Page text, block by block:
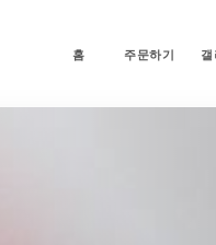
홈 주문하기 갤